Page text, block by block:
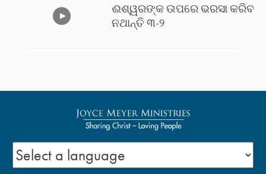
ଈଶ୍ୱରଙ୍କ ଉପରେ ଭରସା କରିବା
ନଥାନ୍ତି ୩-୨
ନଥାନ୍ତି ୩-୧
ଆପଣଙ୍କ ତ୍ରୁଟିସବୁରୁ ଶିକ୍ଷାକରିବା